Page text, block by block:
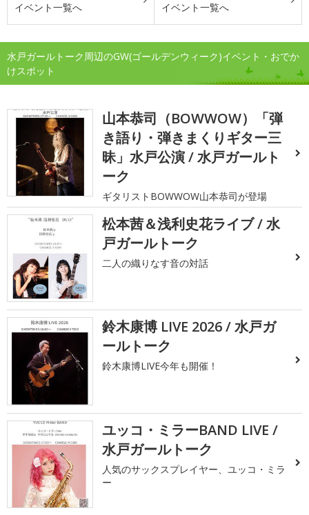
イベント一覧へ
イベント一覧へ
水戸ガールトーク周辺のGW(ゴールデンウィーク)イベント・おでか
けスポット
山本恭司（BOWWOW）「弾
き語り・弾きまくりギター三
昧」水戸公演 / 水戸ガールト
ーク
ギタリストBOWWOW山本恭司が登場
松本茜＆浅利史花ライブ / 水
戸ガールトーク
二人の織りなす音の対話
鈴木康博 LIVE 2026 / 水戸ガ
ールトーク
鈴木康博LIVE今年も開催！
ユッコ・ミラーBAND LIVE /
水戸ガールトーク
人気のサックスプレイヤー、ユッコ・ミラ
ー